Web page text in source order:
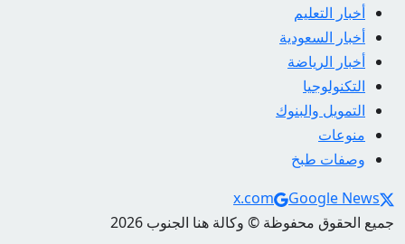
أخبار التعليم
أخبار السعودية
أخبار الرياضة
التكنولوجيا
التمويل والبنوك
منوعات
وصفات طبخ
Social Links
x.com
Google News
جميع الحقوق محفوظة © وكالة هنا الجنوب 2026